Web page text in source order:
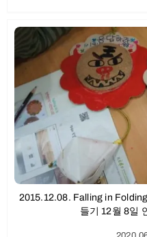
2015.12.08. Falling in
들기 12월 8일